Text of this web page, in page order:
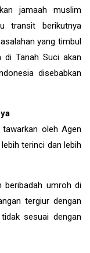
jamaah muslim
transit berikutnya
yang timbul
Tanah Suci akan
disebabkan
oleh Agen
terinci dan lebih
beribadah umroh di
tergiur dengan
sesuai dengan